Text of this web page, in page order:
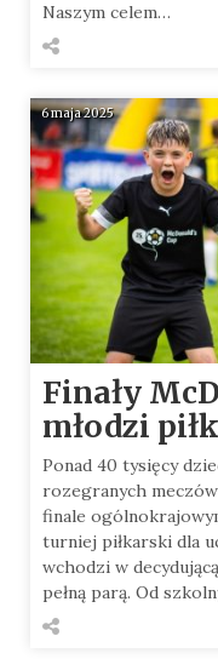
Naszym celem…
6 maja 2025
Finały
młodzi
Ponad 40 tysięcy
rozegranych
finale
turniej piłkarski dla
wchodzi w
pełną parą. Od